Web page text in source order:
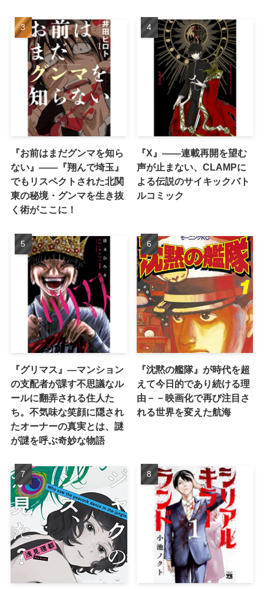
『お前はまだグンマを知ら
ない』――『翔んで埼玉』
でもリスペクトされた北関
東の秘境・グンマを生き抜
く術がここに！
『X』——連載再開を望む
声が止まない、CLAMPに
よる伝説のサイキックバト
ルコミック
『グリマス』―マンション
の支配者が課す不思議なル
ールに翻弄される住人た
ち。不気味な笑顔に隠され
たオーナーの真実とは、謎
が謎を呼ぶ奇妙な物語
『沈黙の艦隊』が時代を超
えて今日的であり続ける理
由－－映画化で再び注目さ
れる世界を変えた航海